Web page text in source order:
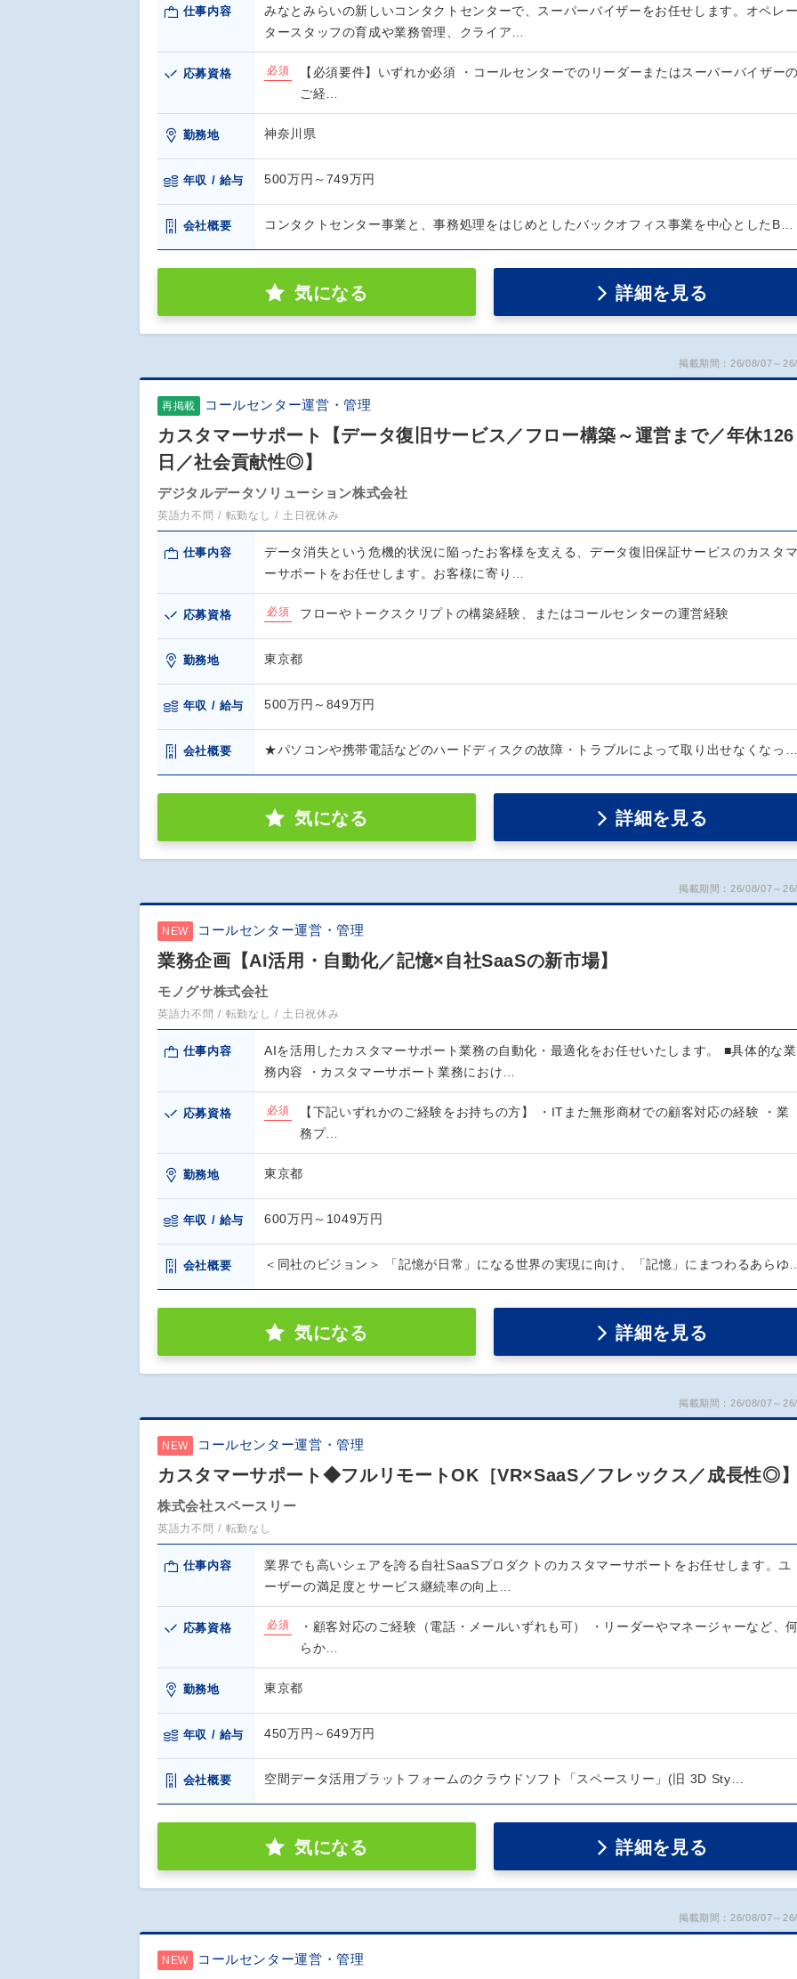
仕事内容
みなとみらいの新しいコンタクトセンターで、スーパーバイザーをお任せします。オペレ
タースタッフの育成や業務管理、クライア…
応募資格 必須
【必須要件】いずれか必須 ・コールセンターでのリーダーまたはスーパーバイザー
ご経…
勤務地 神奈川県
年収 / 給与 500万円～749万円
会社概要 コンタクトセンター事業と、事務処理をはじめとしたバックオフィス事業を中心としたB…
気になる 詳細を見る
掲載期間：26/08/07～
再掲載 コールセンター運営・管理
カスタマーサポート【データ復旧サービス／フロー構築～運営まで／年休126
日／社会貢献性◎】
デジタルデータソリューション株式会社
英語力不問 転勤なし 土日祝休み
仕事内容
データ消失という危機的状況に陥ったお客様を支える、データ復旧保証サービスのカスタ
ーサポートをお任せします。お客様に寄り…
応募資格 必須 フローやトークスクリプトの構築経験、またはコールセンターの運営経験
勤務地 東京都
年収 / 給与 500万円～849万円
会社概要 ★パソコンや携帯電話などのハードディスクの故障・トラブルによって取り出せなくなっ
気になる 詳細を見る
掲載期間：26/08/07～
NEW コールセンター運営・管理
業務企画【AI活用・自動化／記憶×自社SaaSの新市場】
モノグサ株式会社
英語力不問 転勤なし 土日祝休み
仕事内容
AIを活用したカスタマーサポート業務の自動化・最適化をお任せいたします。 ■具体的な業
務内容 ・カスタマーサポート業務におけ…
応募資格 必須
【下記いずれかのご経験をお持ちの方】 ・ITまた無形商材での顧客対応の経験 ・業
務プ…
勤務地 東京都
年収 / 給与 600万円～1049万円
会社概要 ＜同社のビジョン＞ 「記憶が日常」になる世界の実現に向け、「記憶」にまつわるあら
気になる 詳細を見る
掲載期間：26/08/07～
NEW コールセンター運営・管理
カスタマーサポート◆フルリモートOK［VR×SaaS／フレックス／成長性◎
株式会社スペースリー
英語力不問 転勤なし
仕事内容
業界でも高いシェアを誇る自社SaaSプロダクトのカスタマーサポートをお任せします。ユ
ーザーの満足度とサービス継続率の向上…
応募資格 必須
・顧客対応のご経験（電話・メールいずれも可） ・リーダーやマネージャーなど、
らか…
勤務地 東京都
年収 / 給与 450万円～649万円
会社概要 空間データ活用プラットフォームのクラウドソフト「スペースリー」(旧 3D Sty…
気になる 詳細を見る
掲載期間：26/08/07～
NEW コールセンター運営・管理